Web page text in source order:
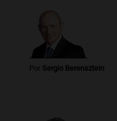
Por Sergio Berensztein